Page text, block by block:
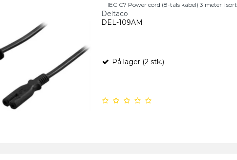
IEC C7 Power cord (8-tals kabel) 3 meter i sort
Deltaco
DEL-109AM
På lager (2 stk.)